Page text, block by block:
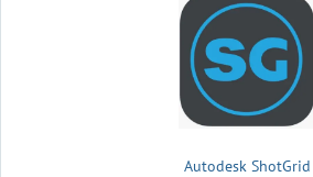
Autodesk ShotGrid